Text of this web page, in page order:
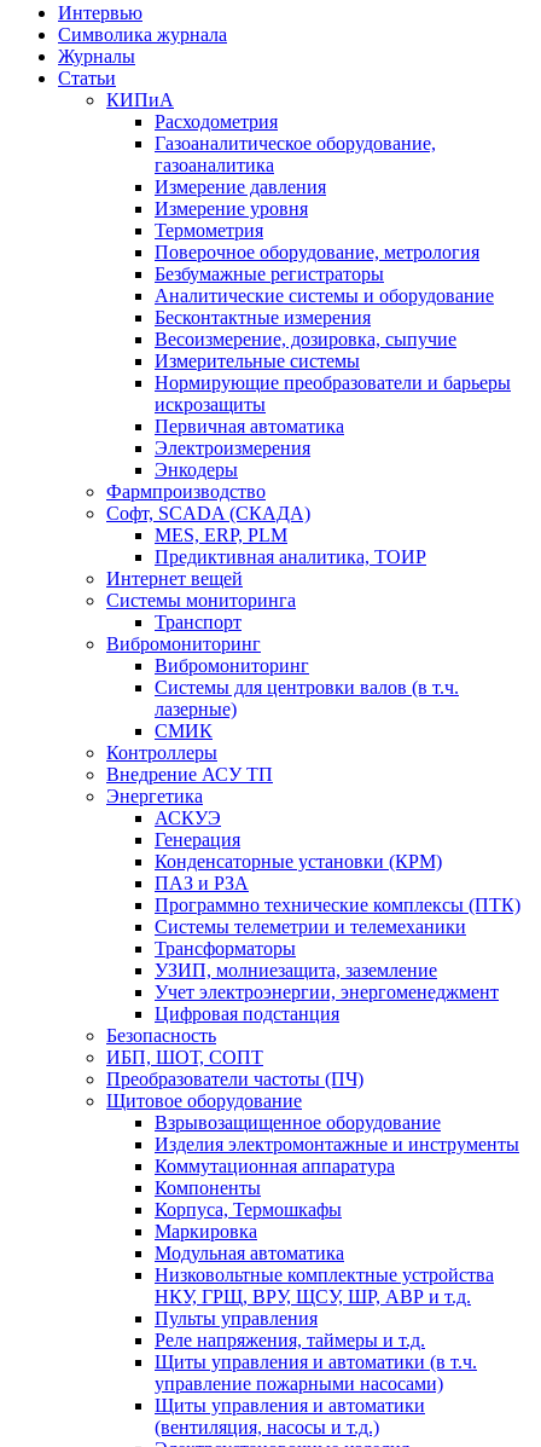
Интервью
Символика журнала
Журналы
Статьи
КИПиА
Расходометрия
Газоаналитическое оборудование,
газоаналитика
Измерение давления
Измерение уровня
Термометрия
Поверочное оборудование, метрология
Безбумажные регистраторы
Аналитические системы и оборудование
Бесконтактные измерения
Весоизмерение, дозировка, сыпучие
Измерительные системы
Нормирующие преобразователи и барьеры
искрозащиты
Первичная автоматика
Электроизмерения
Энкодеры
Фармпроизводство
Софт, SCADA (СКАДА)
MES, ERP, PLM
Предиктивная аналитика, ТОИР
Интернет вещей
Системы мониторинга
Транспорт
Вибромониторинг
Вибромониторинг
Системы для центровки валов (в т.ч.
лазерные)
СМИК
Контроллеры
Внедрение АСУ ТП
Энергетика
АСКУЭ
Генерация
Конденсаторные установки (КРМ)
ПАЗ и РЗА
Программно технические комплексы (ПТК)
Системы телеметрии и телемеханики
Трансформаторы
УЗИП, молниезащита, заземление
Учет электроэнергии, энергоменеджмент
Цифровая подстанция
Безопасность
ИБП, ШОТ, СОПТ
Преобразователи частоты (ПЧ)
Щитовое оборудование
Взрывозащищенное оборудование
Изделия электромонтажные и инструменты
Коммутационная аппаратура
Компоненты
Корпуса, Термошкафы
Маркировка
Модульная автоматика
Низковольтные комплектные устройства
НКУ, ГРЩ, ВРУ, ЩСУ, ШР, АВР и т.д.
Пульты управления
Реле напряжения, таймеры и т.д.
Щиты управления и автоматики (в т.ч.
управление пожарными насосами)
Щиты управления и автоматики
(вентиляция, насосы и т.д.)